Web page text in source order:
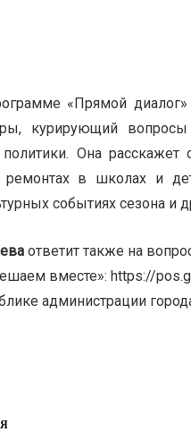
«Прямой диалог»
курирующий вопросы
Она
ремонтах в школах и
событиях сезона и
ответит также на
вместе»: https://
администрации